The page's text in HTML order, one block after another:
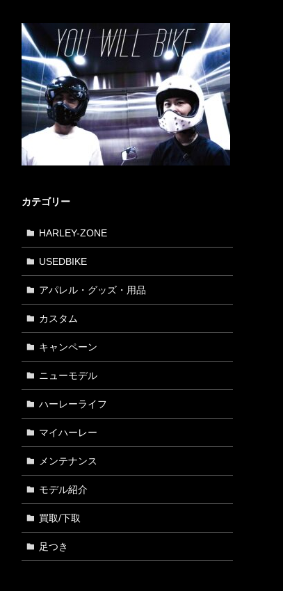
カテゴリー
HARLEY-ZONE
USEDBIKE
アパレル・グッズ・用品
カスタム
キャンペーン
ニューモデル
ハーレーライフ
マイハーレー
メンテナンス
モデル紹介
買取/下取
足つき